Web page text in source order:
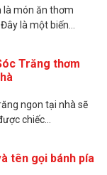
là món ăn thơm
là một biến...
Trăng thơm
ngon tại nhà sẽ
chiếc...
tên gọi bánh pía